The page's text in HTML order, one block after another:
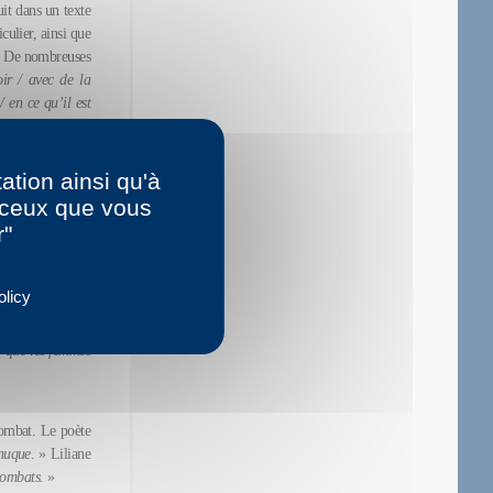
dans un texte
ainsi que
nombreuses
/ avec de la
en ce qu’il est
les femmes
Le poète
. » Liliane
»
ainsi qu'à
que vous